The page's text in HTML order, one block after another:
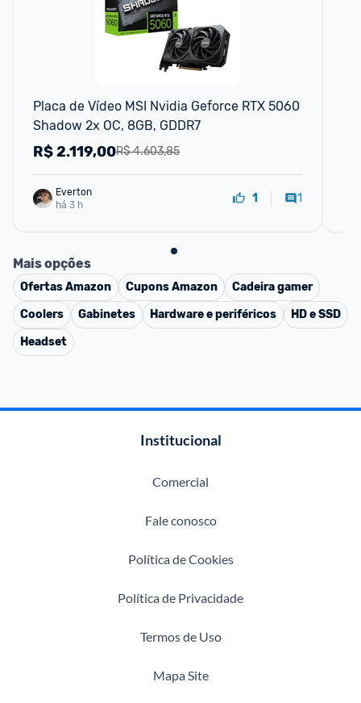
Placa de Vídeo MSI Nvidia Geforce RTX 5060
Shadow 2x OC, 8GB, GDDR7
R$ 4.603,85
R$2.119,00
Everton
há 3 h
1 1
Mais opções
OfertasAmazon CuponsAmazon
Cadeira gamer
Coolers
Gabinetes Hardware e periféricos
HD e SSD
Headset
Institucional
Comercial
Fale conosco
Política de Cookies
Política de Privacidade
Termos de Uso
Mapa Site